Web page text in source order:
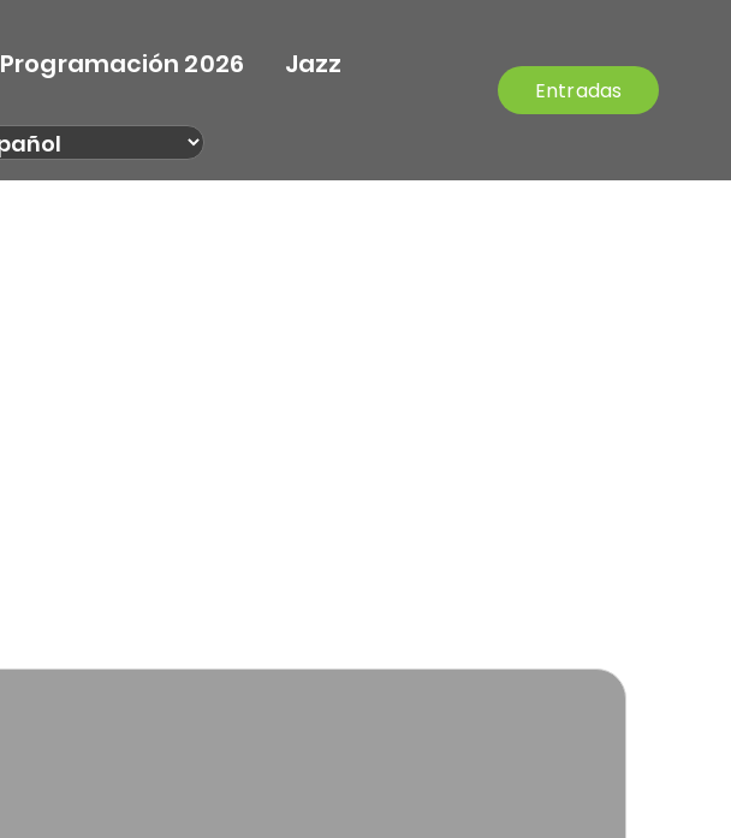
Programación 2026 Jazz
Entradas